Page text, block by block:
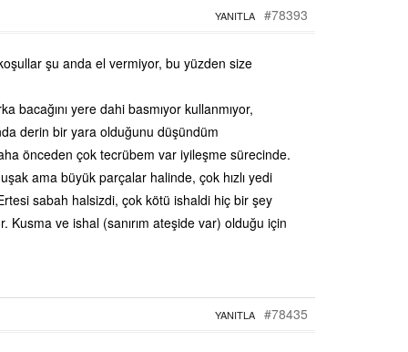
#78393
YANITLA
şu anda el vermiyor, bu yüzden size
bacağını yere dahi basmıyor kullanmıyor,
derin bir yara olduğunu düşündüm
önceden çok tecrübem var iyileşme sürecinde.
ama büyük parçalar halinde, çok hızlı yedi
sabah halsizdi, çok kötü ishaldi hiç bir şey
Kusma ve ishal (sanırım ateşide var) olduğu için
#78435
YANITLA